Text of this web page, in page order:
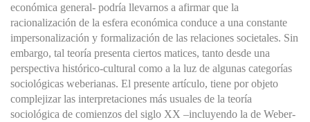
económica general- podría llevarnos a afirmar que la
racionalización de la esfera económica conduce a una constante
impersonalización y formalización de las relaciones societales. Sin
embargo, tal teoría presenta ciertos matices, tanto desde una
perspectiva histórico-cultural como a la luz de algunas categorías
sociológicas weberianas. El presente artículo, tiene por objeto
complejizar las interpretaciones más usuales de la teoría
sociológica de comienzos del siglo XX –incluyendo la de Weber-